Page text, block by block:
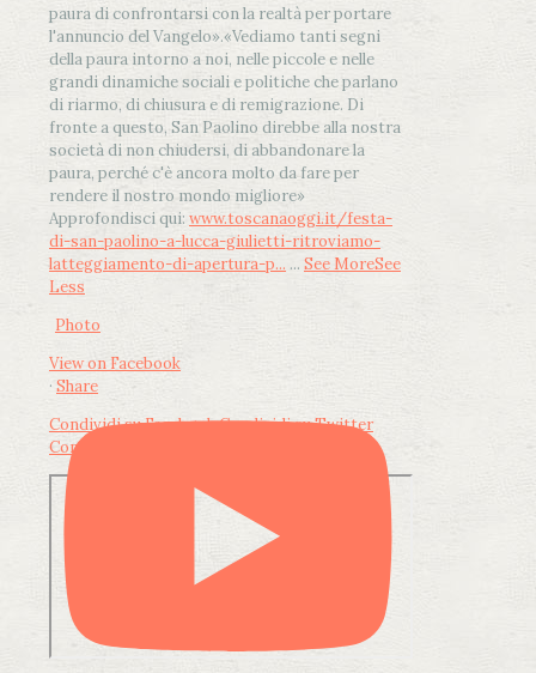
paura di confrontarsi con la realtà per portare
l'annuncio del Vangelo».«Vediamo tanti segni
della paura intorno a noi, nelle piccole e nelle
grandi dinamiche sociali e politiche che parlano
di riarmo, di chiusura e di remigrazione. Di
fronte a questo, San Paolino direbbe alla nostra
società di non chiudersi, di abbandonare la
paura, perché c'è ancora molto da fare per
rendere il nostro mondo migliore»
Approfondisci qui: www.toscanaoggi.it/festa-
di-san-paolino-a-lucca-giulietti-ritroviamo-
latteggiamento-di-apertura-p... ... See MoreSee
Less
Photo
View on Facebook
· Share
Condividi su FacebookCondividi su Twitter
Condividi su LinkedIn